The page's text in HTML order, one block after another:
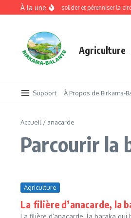
Aller au contenu
À la une
Pourquoi faut-il consolider et pérenniser la
Agriculture
Support À Propos de Birkama-
Accueil / anacarde
Parcourir la
Agriculture
La filière d’anacarde, la
La filière d’anacarde, la baraka